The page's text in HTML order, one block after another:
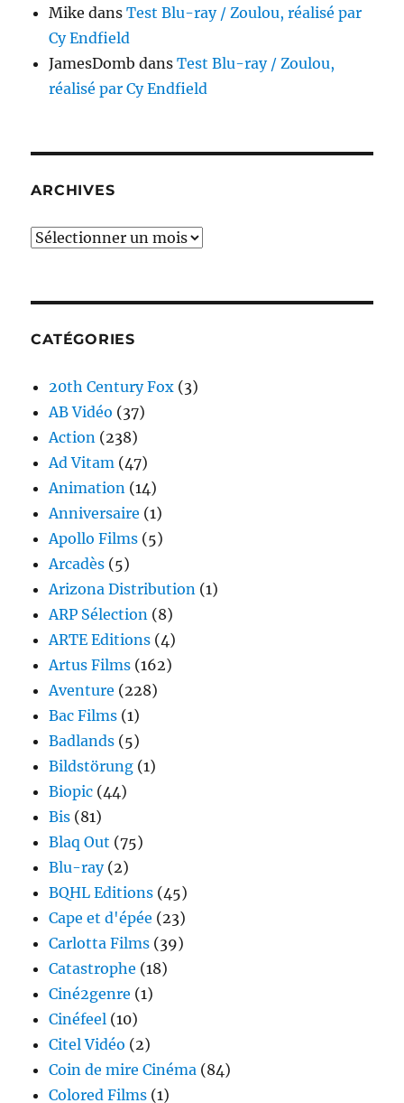
Mike dansTest Blu-ray / Zoulou, réalisé par
Cy Endfield
JamesDomb dansTest Blu-ray / Zoulou,
réalisé par Cy Endfield
ARCHIVES
Archives
CATÉGORIES
20th Century Fox (3)
AB Vidéo (37)
Action (238)
Ad Vitam (47)
Animation (14)
Anniversaire (1)
Apollo Films (5)
Arcadès (5)
Arizona Distribution (1)
ARP Sélection (8)
ARTE Editions (4)
Artus Films (162)
Aventure (228)
Bac Films (1)
Badlands (5)
Bildstörung (1)
Biopic (44)
Bis (81)
Blaq Out (75)
Blu-ray(2)
BQHL Editions (45)
Cape et d'épée (23)
Carlotta Films (39)
Catastrophe (18)
Ciné2genre (1)
Cinéfeel (10)
Citel Vidéo (2)
Coin de mire Cinéma (84)
Colored Films (1)